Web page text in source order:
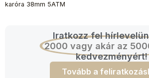
karóra 38mm 5ATM
Iratkozz fel
2000 vagy akár az
kedvezményért!
Tovább a